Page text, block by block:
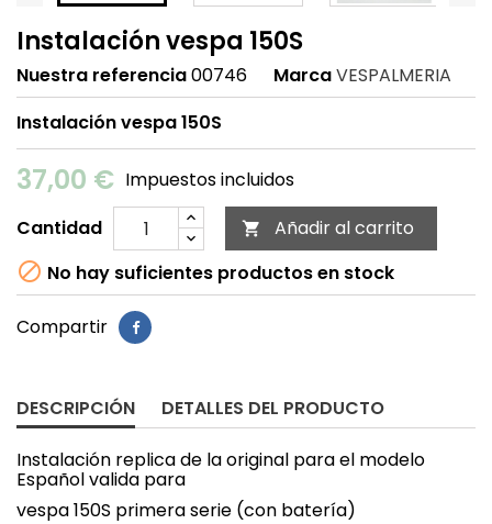
Instalación vespa 150S
Nuestra referencia00746 MarcaVESPALMERIA
Instalación vespa 150S
37,00 € Impuestos incluidos
Cantidad
 Añadir al carrito
 No hay suficientes productos en stock
Compartir
DESCRIPCIÓN DETALLES DEL PRODUCTO
Instalación replica de la original para el modelo
Español valida para
vespa 150S primera serie (con batería)